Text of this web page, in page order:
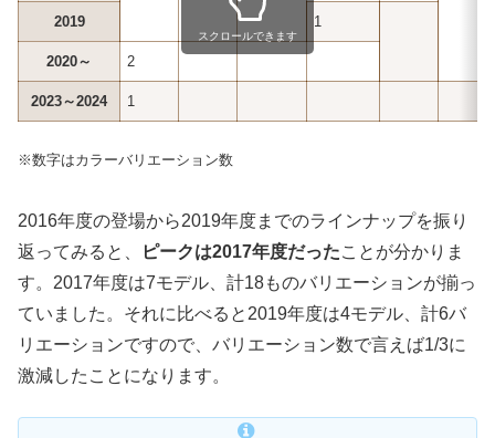
2019 1
2020～ 2
2023～2024 1
スクロールできます
※数字はカラーバリエーション数
2016年度の登場から2019年度までのラインナップを振り
返ってみると、
ピークは2017年度だったことが分かりま
す。2017年度は7モデル、計18ものバリエーションが揃っ
ていました。それに比べると2019年度は4モデル、計6バ
リエーションですので、バリエーション数で言えば1/3に
激減したことになります。